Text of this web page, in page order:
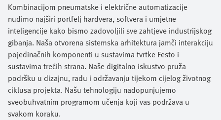
Kombinacijom pneumatske i električne automatizacije
nudimo najširi portfelj hardvera, softvera i umjetne
inteligencije kako bismo zadovoljili sve zahtjeve industrijskog
gibanja. Naša otvorena sistemska arhitektura jamči interakciju
pojedinačnih komponenti u sustavima tvrtke Festo i
sustavima trećih strana. Naše digitalno iskustvo pruža
podršku u dizajnu, radu i održavanju tijekom cijelog životnog
ciklusa projekta. Našu tehnologiju nadopunjujemo
sveobuhvatnim programom učenja koji vas podržava u
svakom koraku.​